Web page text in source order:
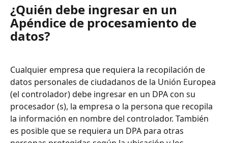
¿Quién debe ingresar en un
Apéndice de procesamiento de
datos?
Cualquier empresa que requiera la recopilación de
datos personales de ciudadanos de la Unión Europea
(el controlador) debe ingresar en un DPA con su
procesador (s), la empresa o la persona que recopila
la información en nombre del controlador. También
es posible que se requiera un DPA para otras